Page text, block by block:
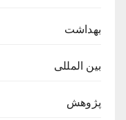
بهداشت
بین المللی
پژوهش